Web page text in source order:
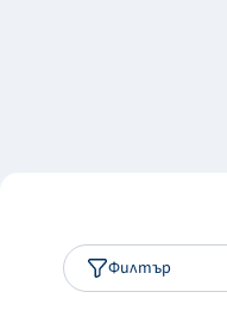
Филтър